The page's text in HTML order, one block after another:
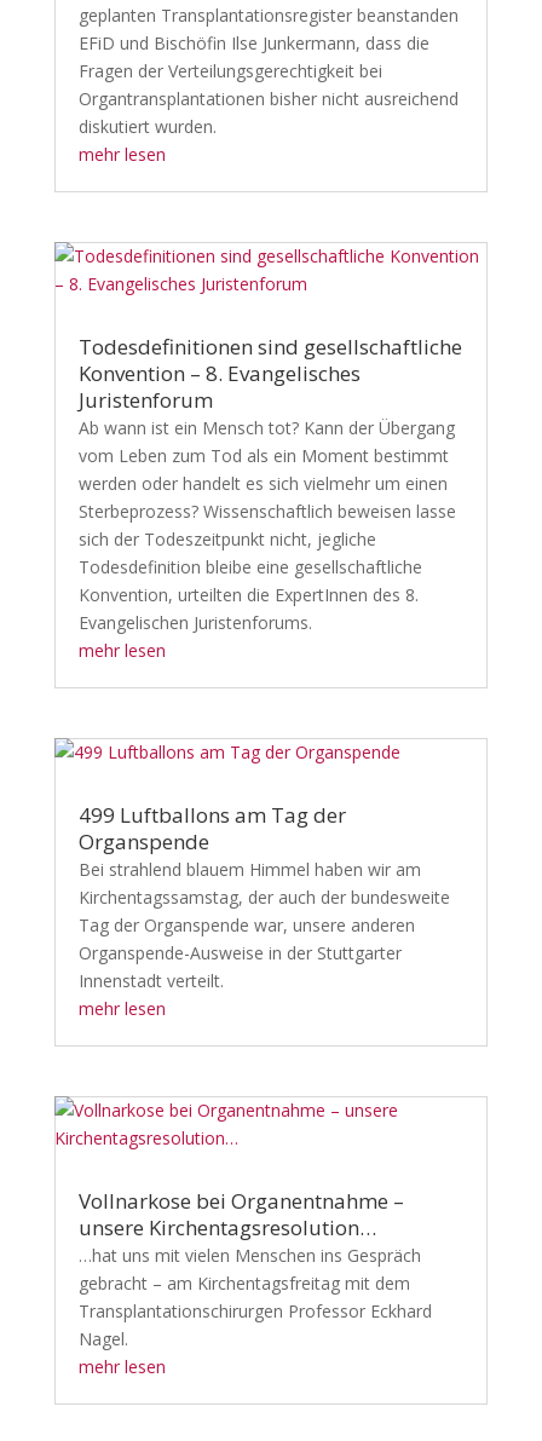
geplanten Transplantationsregister beanstanden
EFiD und Bischöfin Ilse Junkermann, dass die
Fragen der Verteilungsgerechtigkeit bei
Organtransplantationen bisher nicht ausreichend
diskutiert wurden.
mehr lesen
Todesdefinitionen sind gesellschaftliche
Konvention – 8. Evangelisches
Juristenforum
Ab wann ist ein Mensch tot? Kann der Übergang
vom Leben zum Tod als ein Moment bestimmt
werden oder handelt es sich vielmehr um einen
Sterbeprozess? Wissenschaftlich beweisen lasse
sich der Todeszeitpunkt nicht, jegliche
Todesdefinition bleibe eine gesellschaftliche
Konvention, urteilten die ExpertInnen des 8.
Evangelischen Juristenforums.
mehr lesen
499 Luftballons am Tag der
Organspende
Bei strahlend blauem Himmel haben wir am
Kirchentagssamstag, der auch der bundesweite
Tag der Organspende war, unsere anderen
Organspende-Ausweise in der Stuttgarter
Innenstadt verteilt.
mehr lesen
Vollnarkose bei Organentnahme –
unsere Kirchentagsresolution…
…hat uns mit vielen Menschen ins Gespräch
gebracht – am Kirchentagsfreitag mit dem
Transplantationschirurgen Professor Eckhard
Nagel.
mehr lesen